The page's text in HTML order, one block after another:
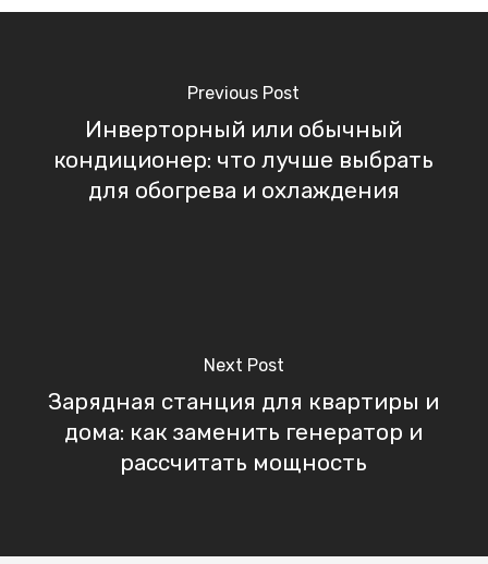
Previous Post
Инверторный или обычный
кондиционер: что лучше выбрать
для обогрева и охлаждения
Next Post
Зарядная станция для квартиры и
дома: как заменить генератор и
рассчитать мощность